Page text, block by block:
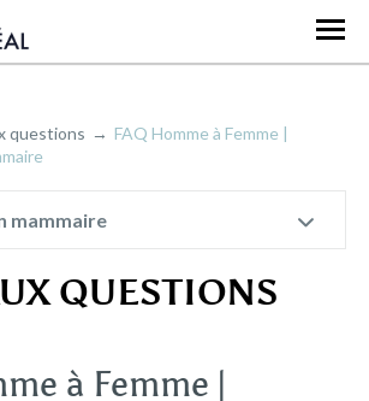
questions
FAQ Homme à Femme |
mammaire
QUESTIONS
à Femme |